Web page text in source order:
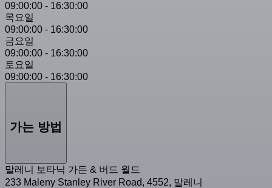
09:00:00 - 16:30:00
목요일
09:00:00 - 16:30:00
금요일
09:00:00 - 16:30:00
토요일
09:00:00 - 16:30:00
가는 방법
말레니 보타닉 가든 & 버드 월드
233 Maleny Stanley River Road, 4552, 말레니